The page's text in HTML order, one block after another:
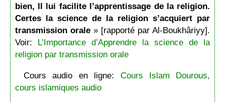
bien, Il lui facilite l’apprentissage de la religion.
Certes la science de la religion s’acquiert par
transmission orale» [rapporté par Al-Boukhâriyy].
Voir: L’Importance d’Apprendre la science de la
religion par transmission orale
Cours audio en ligne: Cours Islam Dourous,
cours islamiques audio